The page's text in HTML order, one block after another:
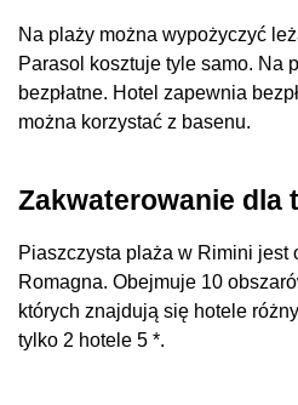
Na plaży można wypożyczyć
Parasol kosztuje tyle samo. Na
bezpłatne. Hotel zapewnia
można korzystać z basenu.
Zakwaterowanie dla
Piaszczysta plaża w Rimini jest
Romagna. Obejmuje 10
których znajdują się hotele
tylko 2 hotele 5 *.